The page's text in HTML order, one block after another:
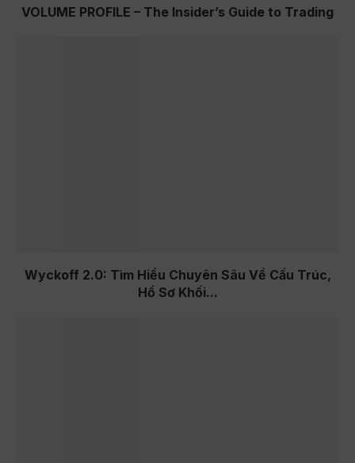
VOLUME PROFILE – The Insider’s Guide to Trading
Wyckoff 2.0: Tìm Hiểu Chuyên Sâu Về Cấu Trúc,
Hồ Sơ Khối...